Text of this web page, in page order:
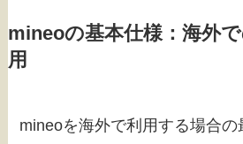
mineoの基本仕様：海外
用
mineoを海外で利用する場合の